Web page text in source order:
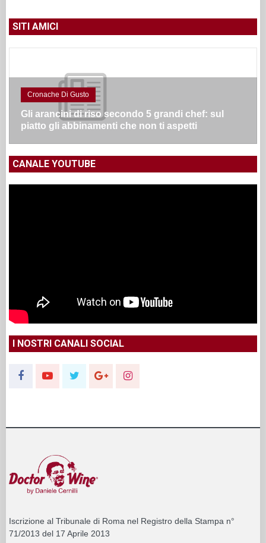
SITI AMICI
Cronache Di Gusto
Gli arancini di riso secondo 5 grandi chef: sul
piatto gli abbinamenti che non ti aspetti
CANALE YOUTUBE
I NOSTRI CANALI SOCIAL
Iscrizione al Tribunale di Roma nel Registro della Stampa n°
71/2013 del 17 Aprile 2013